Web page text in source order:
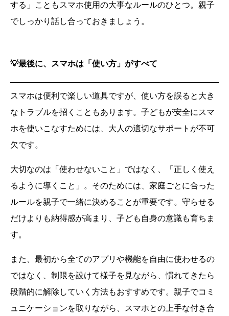
する」こともスマホ使用の大事なルールのひとつ。親子
でしっかり話し合っておきましょう。
💡最後に、スマホは「使い方」がすべて
スマホは便利で楽しい道具ですが、使い方を誤ると大き
なトラブルを招くこともあります。子どもが安全にスマ
ホを使いこなすためには、大人の適切なサポートが不可
欠です。
大切なのは「使わせないこと」ではなく、「正しく使え
るように導くこと」。そのためには、家庭ごとに合った
ルールを親子で一緒に決めることが重要です。守らせる
だけよりも納得感が高まり、子ども自身の意識も育ちま
す。
また、最初から全てのアプリや機能を自由に使わせるの
ではなく、制限を設けて様子を見ながら、慣れてきたら
段階的に解除していく方法もおすすめです。親子でコミ
ュニケーションを取りながら、スマホとの上手な付き合